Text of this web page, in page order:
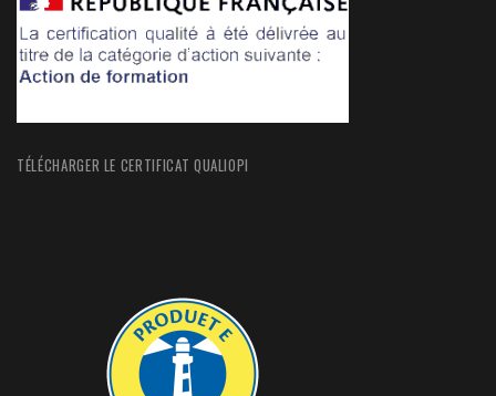
TÉLÉCHARGER LE CERTIFICAT QUALIOPI